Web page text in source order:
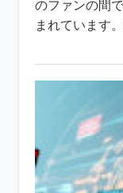
のファンの間
まれています